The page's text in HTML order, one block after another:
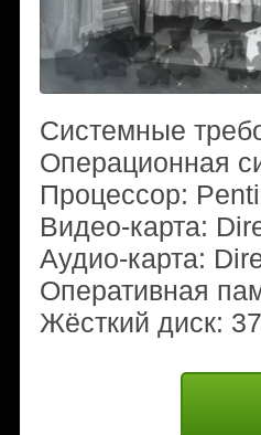
Системные
Операционная
Процессор:
Видео-карта:
Аудио-карта:
Оперативная
Жёсткий диск: